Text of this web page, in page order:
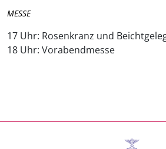
MESSE
17 Uhr: Rosenkranz und
18 Uhr: Vorabendmesse